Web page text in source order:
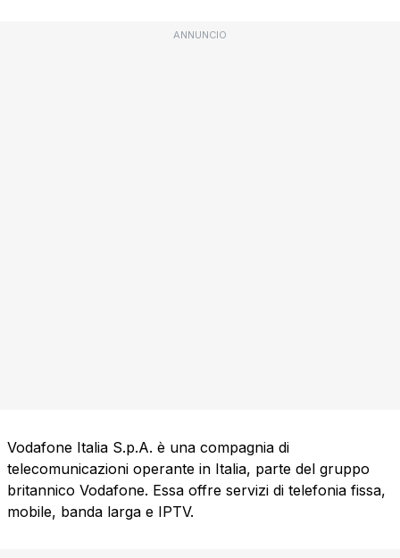
ANNUNCIO
Vodafone Italia S.p.A. è una compagnia di
telecomunicazioni operante in Italia, parte del gruppo
britannico Vodafone. Essa offre servizi di telefonia fissa,
mobile, banda larga e IPTV.